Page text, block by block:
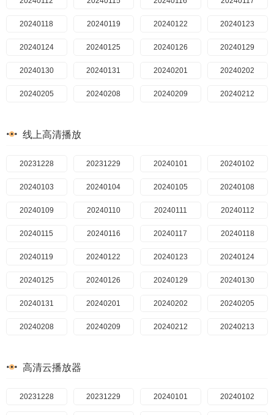
20240724 20240725 20240726 20240727
20240729 20240730 20240731 20240801
20240802 20240804 20240805 20240806
20240807 20240808 20240809 20240810
20240816
20240820 20240821 20240822 20240823
20240824 20240825 20240826 20240827
20240828 20240829 20240830 20240831
20240901 20240902 20240903 20240904
20240905 20240906 20240909 20240910
20240911 20240912 20240913 20240914
20240916 20240917 20240918 20240919
20240920 20240923 20240926 20240927
20241008
20241017 20241021 20241022 20241023
20260309 20260310 20260311 20260312
20260313 20260314 20260315 20260316
20260317 20260318 20260319 20260320
20260321 20260322 20260323 20260324
20260329
20260402 20260403 20260404 20260405
20260406 20260407 20260408 20260409
20260410 20260411 20260412 20260413
20260414 20260415 20260416 20260417
20260418 20260419 20260420 20260421
20260422 20260423 20260424 20260425
20260426 20260427 20260428 20260429
20260430 20260501 20260502 20260503
20260508
20260512 20260513 20260514 20260515
20240321 20240322 20240325 20240326
20240327 20240328 20240329 20240401
20240402 20240403 20240404 20240405
20240408 20240410 20240411 20240412
20240422
20240429 20240430 20240501 20240502
20240503 20240506 20240507 20240508
20240509 20245010 20240513 20240514
20240515 20240516 20240517 20240520
20240522 20240523 20240525 20240527
20240528 20240529 20240531 20240603
20240604 20240605 20240606 20240607
20240610 20240611 20240612 20240613
20240620
20240627 20240628 20240701 20240702
20240118 20240119 20240122 20240123
20240124 20240125 20240126 20240129
20240130 20240131 20240201 20240202
20240205 20240208 20240209 20240212
20240219
20240227 20240228 20240229 20240301
20240304 20240305 20240306 20240307
20240308 20240311 20240312 20240313
20240314 20240315 20240318 20240319
20240320 20240321 20240322 20240325
20240326 20240327 20240328 20240329
20240401 20240402 20240403 20240404
20240405 20240408 20240410 20240411
20240418
20240426 20240429 20240430 20240501
线上高清播放
20231228 20231229 20240101 20240102
20240103 20240104 20240105 20240108
20240109 20240110 20240111 20240112
20240115 20240116 20240117 20240118
20240119 20240122 20240123 20240124
20240125 20240126 20240129 20240130
20240131 20240201 20240202 20240205
20240208 20240209 20240212 20240213
20240222
20240228 20240229 20240301 20240304
高清云播放器
20231228 20231229 20240101 20240102